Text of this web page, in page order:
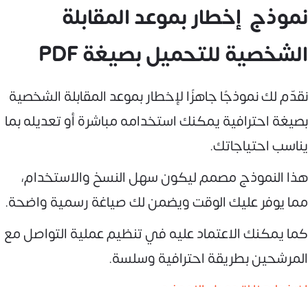
نموذج إخطار بموعد المقابلة
الشخصية للتحميل بصيغة PDF
نقدّم لك نموذجًا جاهزًا لإخطار بموعد المقابلة الشخصية
بصيغة احترافية يمكنك استخدامه مباشرة أو تعديله بما
يناسب احتياجاتك.
هذا النموذج مصمم ليكون سهل النسخ والاستخدام،
مما يوفر عليك الوقت ويضمن لك صياغة رسمية واضحة.
كما يمكنك الاعتماد عليه في تنظيم عملية التواصل مع
المرشحين بطريقة احترافية وسلسة.